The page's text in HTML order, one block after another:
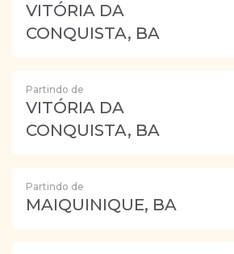
VITÓRIA DA
CONQUISTA, BA
Partindo de
VITÓRIA DA
CONQUISTA, BA
Partindo de
MAIQUINIQUE, BA